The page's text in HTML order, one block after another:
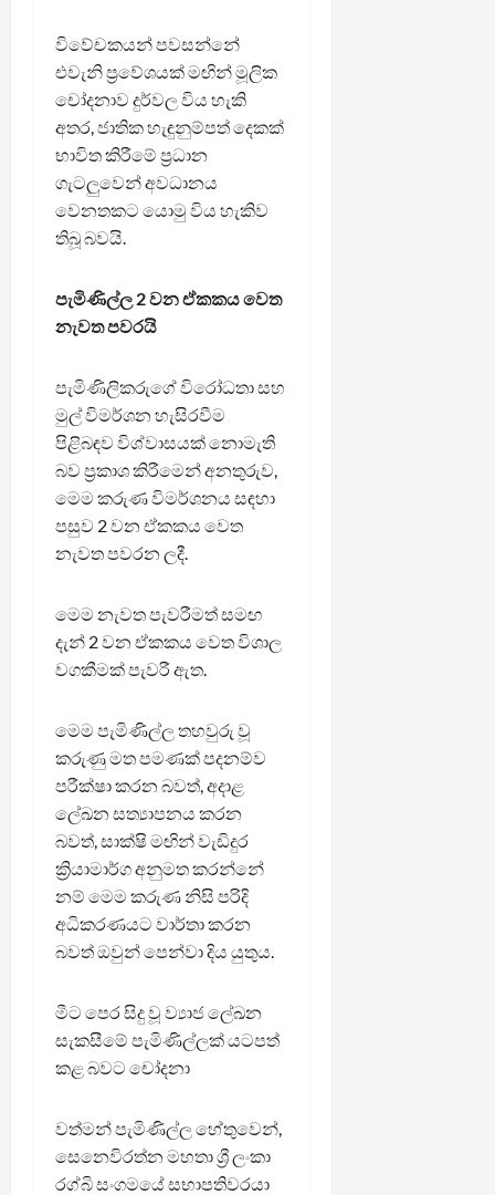
විවේචකයන් පවසන්නේ
එවැනි ප්‍රවේශයක් මඟින් මූලික
චෝදනාව දුර්වල විය හැකි
අතර, ජාතික හැඳුනුම්පත් දෙකක්
භාවිත කිරීමේ ප්‍රධාන
ගැටලුවෙන් අවධානය
වෙනතකට යොමු විය හැකිව
තිබූ බවයි.
පැමිණිල්ල 2 වන ඒකකය වෙත
නැවත පවරයි
පැමිණිලිකරුගේ විරෝධතා සහ
මුල් විමර්ශන හැසිරවීම
පිළිබඳව විශ්වාසයක් නොමැති
බව ප්‍රකාශ කිරීමෙන් අනතුරුව,
මෙම කරුණ විමර්ශනය සඳහා
පසුව 2 වන ඒකකය වෙත
නැවත පවරන ලදී.
මෙම නැවත පැවරීමත් සමඟ
දැන් 2 වන ඒකකය වෙත විශාල
වගකීමක් පැවරී ඇත.
මෙම පැමිණිල්ල තහවුරු වූ
කරුණු මත පමණක් පදනම්ව
පරීක්ෂා කරන බවත්, අදාළ
ලේඛන සත්‍යාපනය කරන
බවත්, සාක්ෂි මඟින් වැඩිදුර
ක්‍රියාමාර්ග අනුමත කරන්නේ
නම් මෙම කරුණ නිසි පරිදි
අධිකරණයට වාර්තා කරන
බවත් ඔවුන් පෙන්වා දිය යුතුය.
මීට පෙර සිදු වූ ව්‍යාජ ලේඛන
සැකසීමේ පැමිණිල්ලක් යටපත්
කළ බවට චෝදනා
වත්මන් පැමිණිල්ල හේතුවෙන්,
සෙනෙවිරත්න මහතා ශ්‍රී ලංකා
රග්බි සංගමයේ සභාපතිවරයා